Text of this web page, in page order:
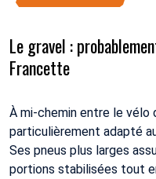
Le gravel :
Francette
À mi-chemin entre le
particulièrement adapté
Ses pneus plus larges
portions stabilisées tout